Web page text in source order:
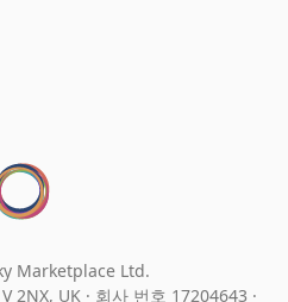
Marketplace Ltd.
2NX, UK · 회사 번호 17204643 ·